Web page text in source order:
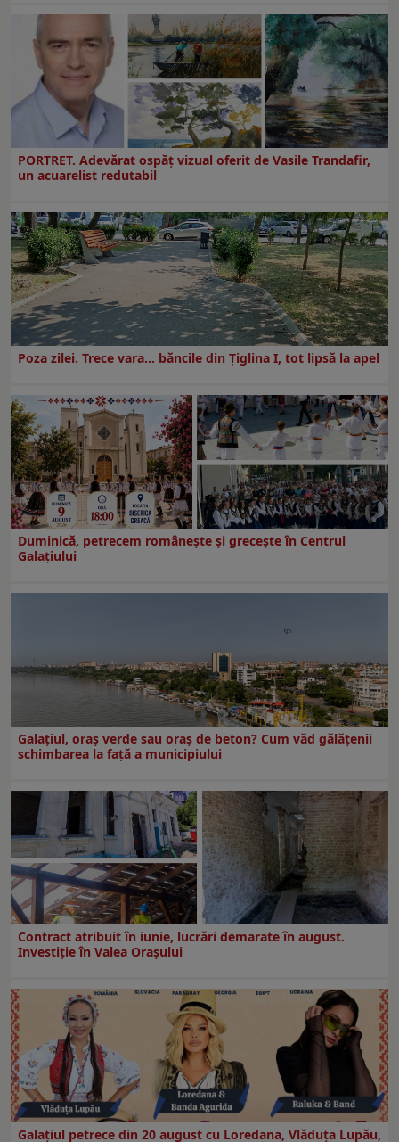
PORTRET. Adevărat ospăț vizual oferit de Vasile Trandafir,
un acuarelist redutabil
Poza zilei. Trece vara… băncile din Ţiglina I, tot lipsă la apel
Duminică, petrecem româneşte şi greceşte în Centrul
Galaţiului
Galațiul, oraș verde sau oraș de beton? Cum văd gălățenii
schimbarea la față a municipiului
Contract atribuit în iunie, lucrări demarate în august.
Investiţie în Valea Oraşului
Galaţiul petrece din 20 august cu Loredana, Vlăduța Lupău,